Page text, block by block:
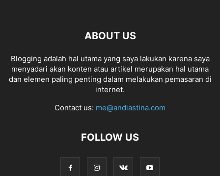
ABOUT US
Blogging adalah hal utama yang saya lakukan karena saya
menyadari akan konten atau artikel merupakan hal utama
dan elemen paling penting dalam melakukan pemasaran di
internet.
Contact us: me@andiastina.com
FOLLOW US